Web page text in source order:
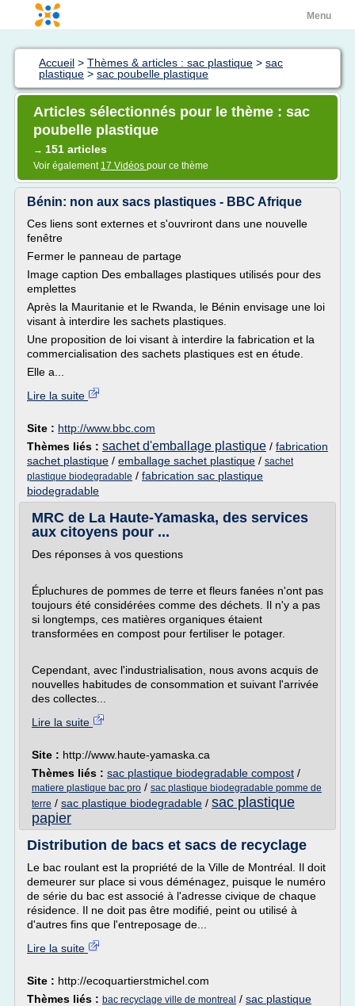
Menu
Accueil > Thèmes & articles : sac plastique > sac
plastique > sac poubelle plastique
Articles sélectionnés pour le thème : sac
poubelle plastique
→ 151 articles
Voir également 17 Vidéos pour ce thème
Bénin: non aux sacs plastiques - BBC Afrique
Ces liens sont externes et s'ouvriront dans une nouvelle
fenêtre
Fermer le panneau de partage
Image caption Des emballages plastiques utilisés pour des
emplettes
Après la Mauritanie et le Rwanda, le Bénin envisage une loi
visant à interdire les sachets plastiques.
Une proposition de loi visant à interdire la fabrication et la
commercialisation des sachets plastiques est en étude.
Elle a...
Lire la suite
Site : http://www.bbc.com
Thèmes liés : sachet d'emballage plastique / fabrication
sachet plastique / emballage sachet plastique / sachet
plastique biodegradable / fabrication sac plastique
biodegradable
MRC de La Haute-Yamaska, des services
aux citoyens pour ...
Des réponses à vos questions
Épluchures de pommes de terre et fleurs fanées n'ont pas
toujours été considérées comme des déchets. Il n'y a pas
si longtemps, ces matières organiques étaient
transformées en compost pour fertiliser le potager.
Cependant, avec l'industrialisation, nous avons acquis de
nouvelles habitudes de consommation et suivant l'arrivée
des collectes...
Lire la suite
Site : http://www.haute-yamaska.ca
Thèmes liés : sac plastique biodegradable compost /
matiere plastique bac pro / sac plastique biodegradable pomme de
terre / sac plastique biodegradable / sac plastique
papier
Distribution de bacs et sacs de recyclage
Le bac roulant est la propriété de la Ville de Montréal. Il doit
demeurer sur place si vous déménagez, puisque le numéro
de série du bac est associé à l'adresse civique de chaque
résidence. Il ne doit pas être modifié, peint ou utilisé à
d'autres fins que l'entreposage de...
Lire la suite
Site : http://ecoquartierstmichel.com
Thèmes liés : bac recyclage ville de montreal / sac plastique